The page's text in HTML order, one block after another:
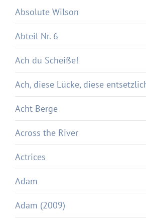
Absolute Wilson
Abteil Nr. 6
Ach du Scheiße!
Ach, diese Lücke, diese
Acht Berge
Across the River
Actrices
Adam
Adam (2009)